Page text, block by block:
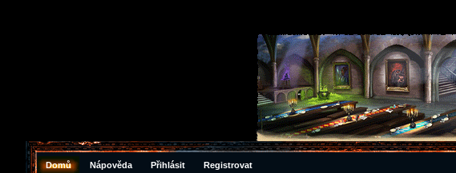
Domů Nápověda Přihlásit Registrovat